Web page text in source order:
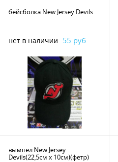
бейсболка New Jersey Devils
нет в наличии 55 руб
вымпел New Jersey
Devils(22,5см х 10см)(фетр)